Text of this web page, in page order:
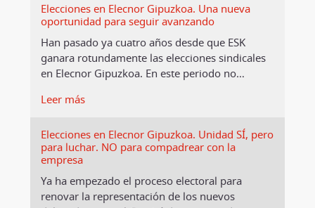
Elecciones en Elecnor Gipuzkoa. Una nueva
oportunidad para seguir avanzando
Han pasado ya cuatro años desde que ESK
ganara rotundamente las elecciones sindicales
en Elecnor Gipuzkoa. En este periodo no…
Leer más
Elecciones en Elecnor Gipuzkoa. Unidad SÍ, pero
para luchar. NO para compadrear con la
empresa
Ya ha empezado el proceso electoral para
renovar la representación de los nuevos